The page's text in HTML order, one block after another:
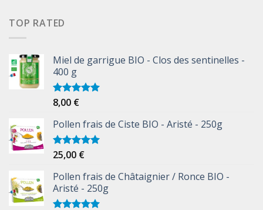
TOP RATED
Miel de garrigue BIO - Clos des sentinelles -
400 g
Note5.00
sur 5
8,00 €
Pollen frais de Ciste BIO - Aristé - 250g
Note5.00
sur 5
25,00 €
Pollen frais de Châtaignier / Ronce BIO -
Aristé - 250g